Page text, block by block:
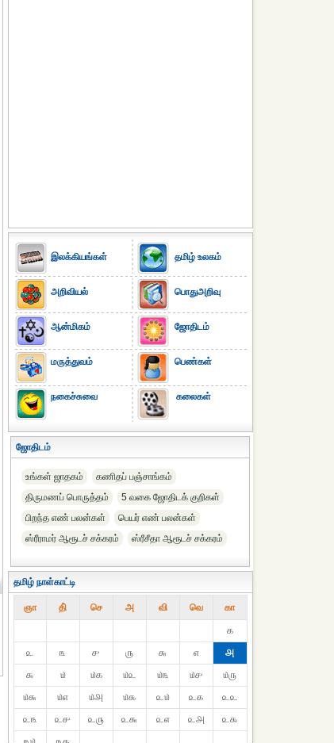
இலக்கியங்கள்
அறிவியல்
ஆன்மிகம்
மருத்துவம்
நகைச்சுவை
தமிழ் உலகம்
பொதுஅறிவு
ஜோதிடம்
பெண்கள்
கலைகள்
ஜோதிடம்
உங்கள் ஜாதகம்
கணிதப் பஞ்சாங்கம்
திருமணப் பொருத்தம்
5 வகை ஜோதிடக் குறிகள்
பிறந்த எண் பலன்கள்
பெயர் எண் பலன்கள்
ஸ்ரீராமர் ஆரூடச் சக்கரம்
ஸ்ரீசீதா ஆரூடச் சக்கரம்
தமிழ் நாள்காட்டி
ஞா தி் செ அ வி வெ கா
௧
௨
௩ ௪ ௫ ௬ ௭
௮
௯
௰ ௰௧ ௰௨ ௰௩ ௰௪
௰௫
௰௬
௰௭ ௰௮ ௰௯ ௨௰ ௨௧
௨௨
௨௩
௨௪ ௨௫ ௨௬ ௨௭ ௨௮
௨௯